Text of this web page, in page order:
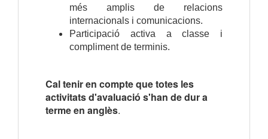
més amplis de relacions
internacionals i comunicacions.
Participació activa a classe i
compliment de terminis.
Cal tenir en compte que totes les
activitats d'avaluació s'han de dur a
terme en anglès.